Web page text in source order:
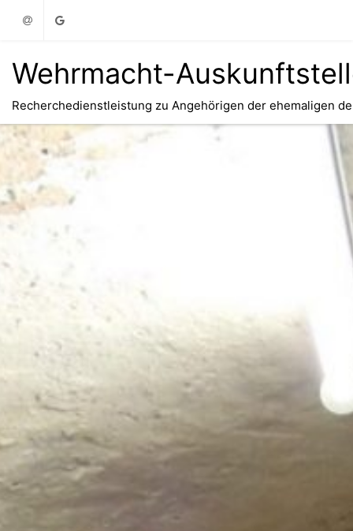
Email Google
Wehrmacht-
Recherchedienstleistung zu Angehörigen der ehemaligen